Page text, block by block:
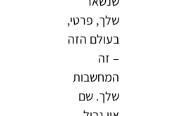
שלך, פרטי,
בעולם הזה
– זה
המחשבות
שלך. שם